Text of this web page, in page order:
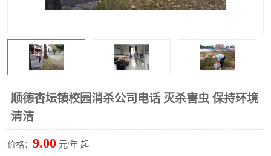
顺德杏坛镇校园消杀公司电话 灭杀害虫 保持环境
清洁
价格： 9.00 元/年 起